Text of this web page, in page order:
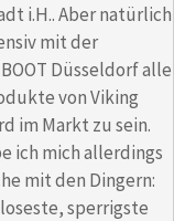
i.H.. Aber natürlich
mit der
Düsseldorf alle
von Viking
im Markt zu sein.
ich mich allerdings
mit den Dingern:
sperrigste